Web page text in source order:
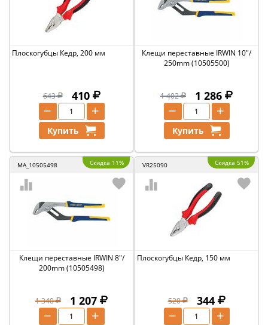
Плоскогубцы Кедр, 200 мм
643 410
+
−
Купить
Клещи переставные IRWIN 10"/
250mm (10505500)
1 402 1 286
+
−
Купить
MA_10505498 Скидка 11%
Клещи переставные IRWIN 8"/
200mm (10505498)
1 340 1 207
+
−
VR25090 Скидка 51%
Плоскогубцы Кедр, 150 мм
520 344
+
−